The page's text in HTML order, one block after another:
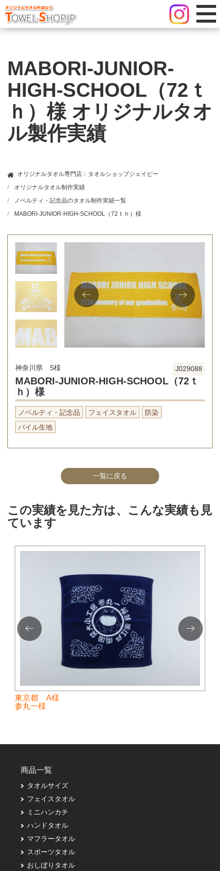
MABORI-JUNIOR-
HIGH-SCHOOL（72ｔ
ｈ）様 オリジナルタオ
ル製作実績
オリジナルタオル専門店：タオルショップジェイピー
オリジナルタオル制作実績
ノベルティ・記念品のタオル制作実績一覧
MABORI-JUNIOR-HIGH-SCHOOL（72ｔｈ）様
J029088
神奈川県 S様
MABORI-JUNIOR-HIGH-SCHOOL（72ｔ
ｈ）様
ノベルティ・記念品 フェイスタオル
防染
パイル生地
一覧に戻る
この実績を見た方は、こんな実績も見
ています
東京都 A様
参丸一様
商品一覧
タオルサイズ
フェイスタオル
ミニハンカチ
ハンドタオル
マフラータオル
スポーツタオル
おしぼりタオル